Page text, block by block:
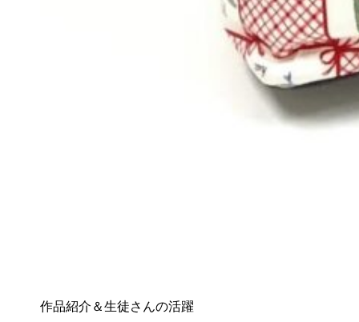
作品紹介＆生徒さんの活躍